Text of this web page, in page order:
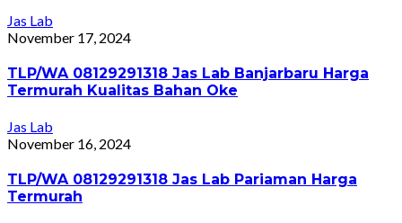
Jas Lab
November 17, 2024
TLP/WA 08129291318 Jas Lab Banjarbaru Harga
Termurah Kualitas Bahan Oke
Jas Lab
November 16, 2024
TLP/WA 08129291318 Jas Lab Pariaman Harga
Termurah